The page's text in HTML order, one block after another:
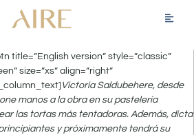
title=”English version” style=”classic”
size=”xs” align=”right”
Victoria Saldubehere, desde
manos a la obra en su pastelería
las tortas más tentadoras. Además, dicta
y próximamente tendrá su